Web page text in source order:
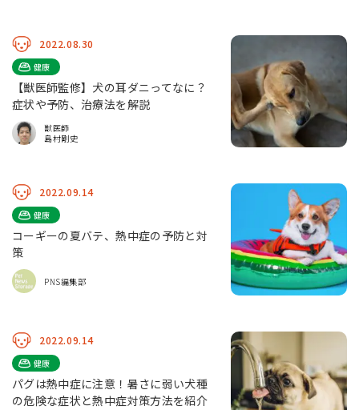
2022.08.30
健康
【獣医師監修】犬の耳ダニってなに？
症状や予防、治療法を解説
獣医師
島村剛史
2022.09.14
健康
コーギーの夏バテ、熱中症の予防と対
策
PNS編集部
2022.09.14
健康
パグは熱中症に注意！暑さに弱い犬種
の危険な症状と熱中症対策方法を紹介